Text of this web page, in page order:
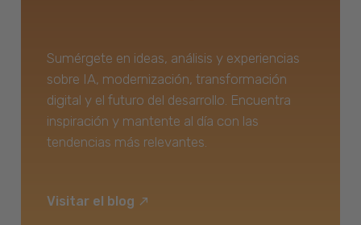
Sumérgete en ideas, análisis y experiencias
sobre IA, modernización, transformación
digital y el futuro del desarrollo. Encuentra
inspiración y mantente al día con las
tendencias más relevantes.
Visitar el blog